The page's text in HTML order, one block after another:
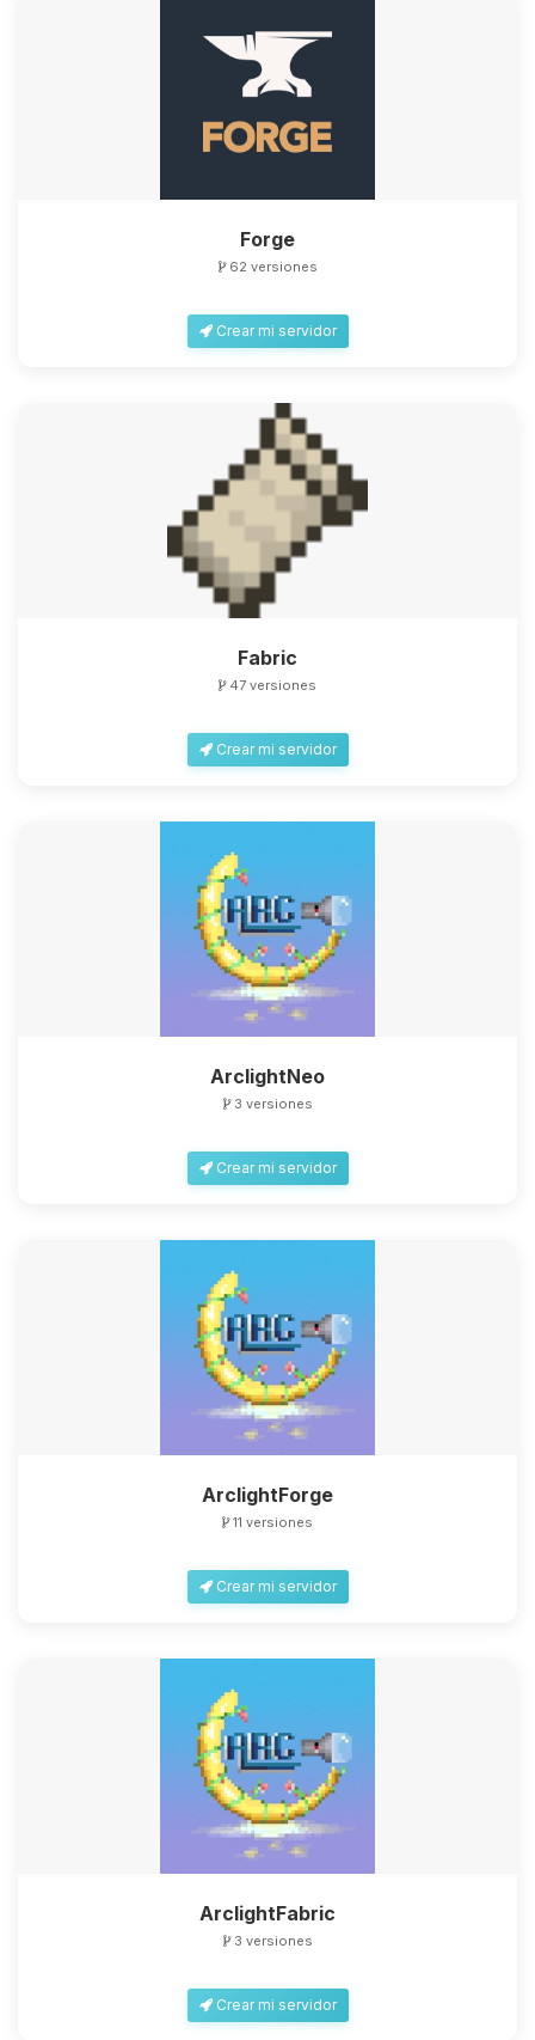
Forge
62 versiones
Crear mi servidor
Fabric
47 versiones
Crear mi servidor
ArclightNeo
3 versiones
Crear mi servidor
ArclightForge
11 versiones
Crear mi servidor
ArclightFabric
3 versiones
Crear mi servidor